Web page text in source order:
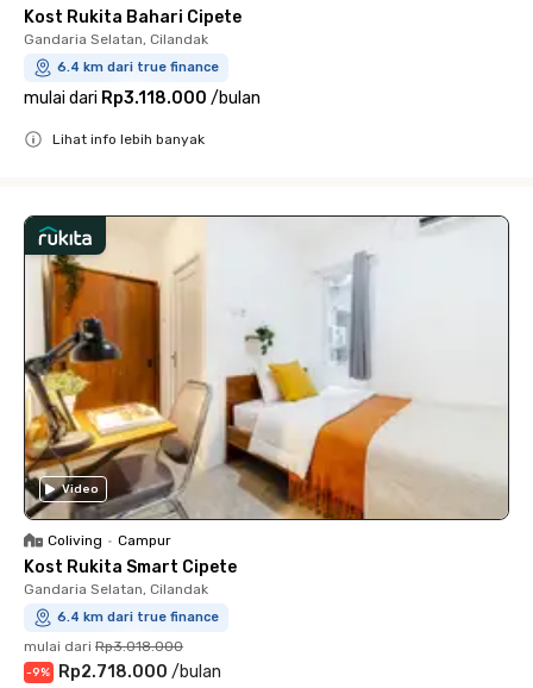
Kost Rukita Bahari Cipete
Gandaria Selatan, Cilandak
6.4 km dari true finance
mulai dari Rp3.118.000 /bulan
Lihat info lebih banyak
Video
Coliving • Campur
Kost Rukita Smart Cipete
Gandaria Selatan, Cilandak
6.4 km dari true finance
mulai dari Rp3.018.000
-9% Rp2.718.000 /bulan